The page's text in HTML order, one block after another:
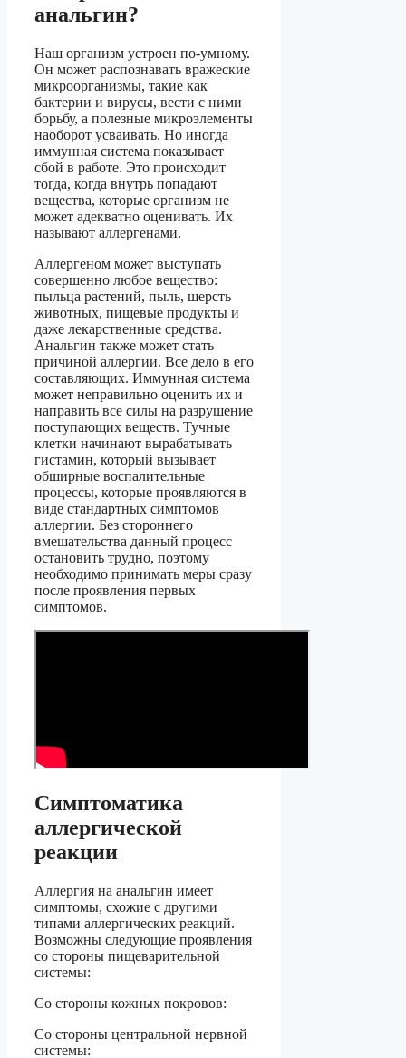
анальгин?
Наш организм устроен по-умному.
Он может распознавать вражеские
микроорганизмы, такие как
бактерии и вирусы, вести с ними
борьбу, а полезные микроэлементы
наоборот усваивать. Но иногда
иммунная система показывает
сбой в работе. Это происходит
тогда, когда внутрь попадают
вещества, которые организм не
может адекватно оценивать. Их
называют аллергенами.
Аллергеном может выступать
совершенно любое вещество:
пыльца растений, пыль, шерсть
животных, пищевые продукты и
даже лекарственные средства.
Анальгин также может стать
причиной аллергии. Все дело в его
составляющих. Иммунная система
может неправильно оценить их и
направить все силы на разрушение
поступающих веществ. Тучные
клетки начинают вырабатывать
гистамин, который вызывает
обширные воспалительные
процессы, которые проявляются в
виде стандартных симптомов
аллергии. Без стороннего
вмешательства данный процесс
остановить трудно, поэтому
необходимо принимать меры сразу
после проявления первых
симптомов.
Симптоматика
аллергической
реакции
Аллергия на анальгин имеет
симптомы, схожие с другими
типами аллергических реакций.
Возможны следующие проявления
со стороны пищеварительной
системы:
Со стороны кожных покровов:
Со стороны центральной нервной
системы: